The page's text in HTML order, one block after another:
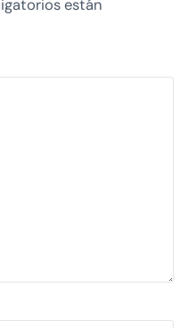
están